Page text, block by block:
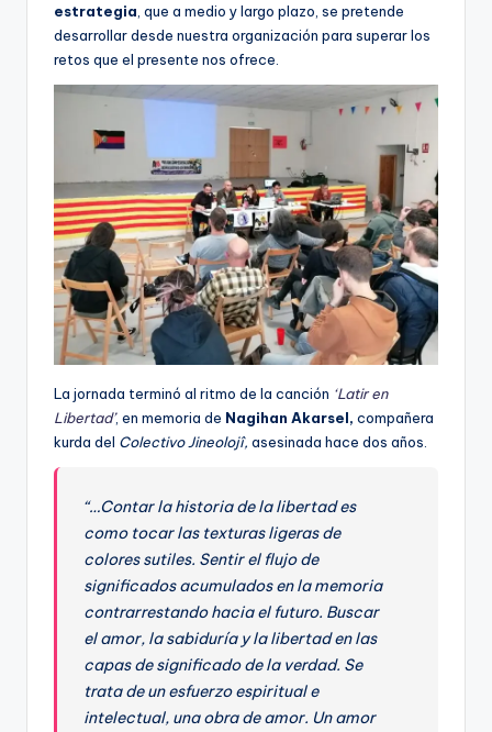
estrategia , que a medio y largo plazo, se pretende
desarrollar desde nuestra organización para superar los
retos que el presente nos ofrece.
La jornada terminó al ritmo de la canción ‘Latir en
Libertad’, en memoria de Nagihan Akarsel, compañera
kurda del Colectivo Jineolojî, asesinada hace dos años.
“…Contar la historia de la libertad es
como tocar las texturas ligeras de
colores sutiles. Sentir el flujo de
significados acumulados en la memoria
contrarrestando hacia el futuro. Buscar
el amor, la sabiduría y la libertad en las
capas de significado de la verdad. Se
trata de un esfuerzo espiritual e
intelectual, una obra de amor. Un amor